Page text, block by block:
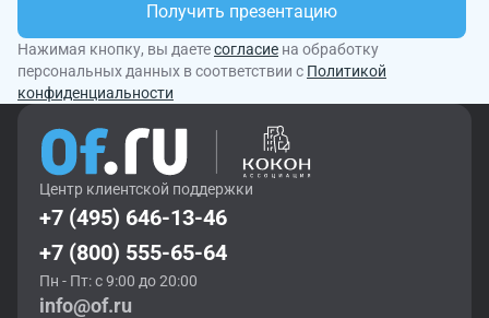
Получить презентацию
Нажимая кнопку, вы даетесогласие на обработку
персональных данных в соответствии с Политикой
конфиденциальности
Центр клиентской поддержки
+7 (495) 646-13-46
+7 (800) 555-65-64
Пн - Пт: с 9:00 до 20:00
info@of.ru